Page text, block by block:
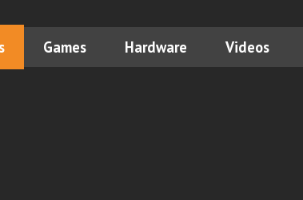
Games Hardware Videos